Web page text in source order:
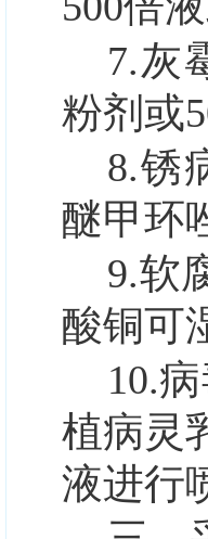
7.灰
粉剂或
8.锈
醚甲环
9.软
酸铜可
10.
植病灵
液进行